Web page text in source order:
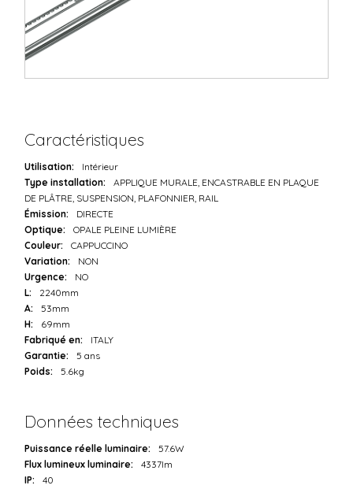
Caractéristiques
Utilisation:
Intérieur
Type installation:
APPLIQUE MURALE, ENCASTRABLE EN PLAQUE
DE PLÂTRE, SUSPENSION, PLAFONNIER, RAIL
Émission:
DIRECTE
Optique:
OPALE PLEINE LUMIÈRE
Couleur:
CAPPUCCINO
Variation:
NON
Urgence:
NO
L:
2240mm
A:
53mm
H:
69mm
Fabriqué en:
ITALY
Garantie:
5 ans
Poids:
5.6kg
Données techniques
Puissance réelle luminaire:
57.6W
Flux lumineux luminaire:
4337lm
IP:
40